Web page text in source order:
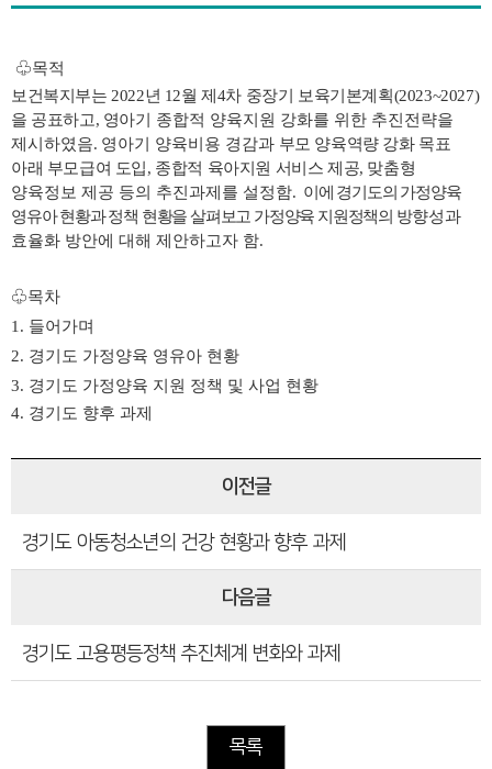
♧목적
보건복지부는 2022년 12월 제 4차 중장기 보육기본계획(2023~2027)
을 공표하고, 영아기 종합적 양육지원 강화를 위한 추진전략을
제시하였음. 영아기 양육비용 경감과 부모 양육역량 강화 목표
아래 부모급여 도입, 종합적 육아지원 서비스 제공, 맞춤형
양육정보 제공 등의 추진과제를 설정함. 이 에 경기도의 가정양육
영유아 현황과 정책 현황을 살펴보고 가정양육 지원정책의 방향성과
효율화 방안에 대해 제안하고자 함.
♧목차
1. 들어가며
2. 경기도 가정양육 영유아 현황
3. 경기도 가정양육 지원 정책 및 사업 현황
4. 경기도 향후 과제
이전글
경기도 아동청소년의 건강 현황과 향후 과제
다음글
경기도 고용평등정책 추진체계 변화와 과제
목록